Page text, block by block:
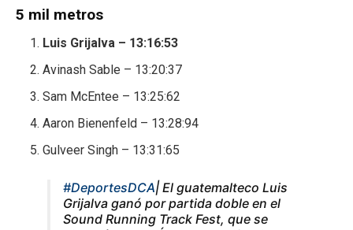
5 mil metros
Luis Grijalva – 13:16:53
Avinash Sable – 13:20:37
Sam McEntee – 13:25:62
Aaron Bienenfeld – 13:28:94
Gulveer Singh – 13:31:65
#DeportesDCA| El guatemalteco Luis
Grijalva ganó por partida doble en el
Sound Running Track Fest, que se